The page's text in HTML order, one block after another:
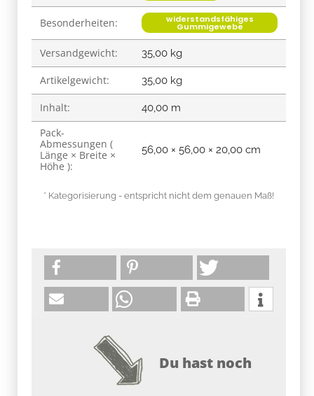
Besonderheiten: widerstandsfähiges
Gummigewebe
Versandgewicht: 35,00 kg
Artikelgewicht: 35,00 kg
Inhalt: 40,00 m
Pack-
Abmessungen (
Länge × Breite ×
Höhe ):
56,00 × 56,00 × 20,00 cm
* Kategorisierung - entspricht nicht dem genauen Maß!
Du hast noch